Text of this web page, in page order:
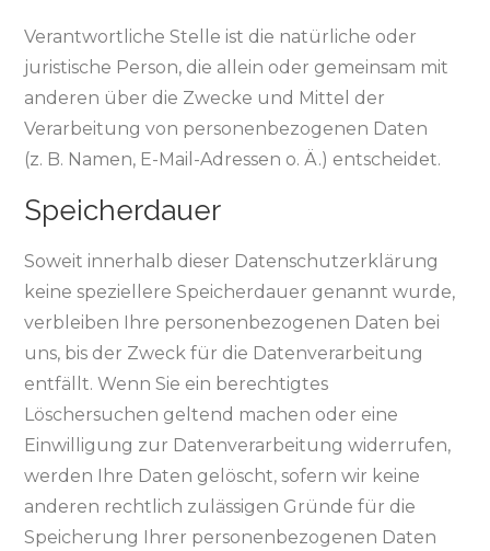
Verantwortliche Stelle ist die natürliche oder
juristische Person, die allein oder gemeinsam mit
anderen über die Zwecke und Mittel der
Verarbeitung von personenbezogenen Daten
(z. B. Namen, E-Mail-Adressen o. Ä.) entscheidet.
Speicherdauer
Soweit innerhalb dieser Datenschutzerklärung
keine speziellere Speicherdauer genannt wurde,
verbleiben Ihre personenbezogenen Daten bei
uns, bis der Zweck für die Datenverarbeitung
entfällt. Wenn Sie ein berechtigtes
Löschersuchen geltend machen oder eine
Einwilligung zur Datenverarbeitung widerrufen,
werden Ihre Daten gelöscht, sofern wir keine
anderen rechtlich zulässigen Gründe für die
Speicherung Ihrer personenbezogenen Daten